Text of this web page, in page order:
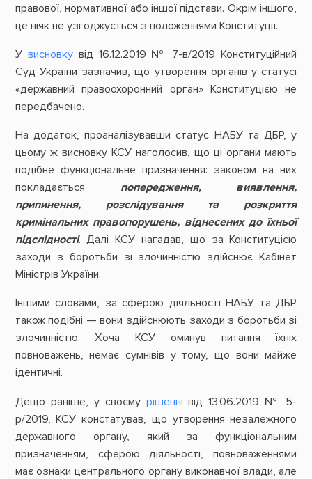
правової, нормативної або іншої підстави. Окрім іншого,
це ніяк не узгоджується з положеннями Конституції.
У висновкувід 16.12.2019 № 7-в/2019 Конституційний
Суд України зазначив, що утворення органів у статусі
«державний правоохоронний орган» Конституцією не
передбачено.
На додаток, проаналізувавши статус НАБУ та ДБР, у
цьому ж висновку КСУ наголосив, що ці органи мають
подібне функціональне призначення: законом на них
покладається попередження, виявлення,
припинення, розслідування та розкриття
кримінальних правопорушень, віднесених до їхньої
підслідності. Далі КСУ нагадав, що за Конституцією
заходи з боротьби зі злочинністю здійснює Кабінет
Міністрів України.
Іншими словами, за сферою діяльності НАБУ та ДБР
також подібні — вони здійснюють заходи з боротьби зі
злочинністю. Хоча КСУ оминув питання їхніх
повноважень, немає сумнівів у тому, що вони майже
ідентичні.
Дещо раніше, у своємурішенні від 13.06.2019 № 5-
р/2019, КСУ констатував, що утворення незалежного
державного органу, який за функціональним
призначенням, сферою діяльності, повноваженнями
має ознаки центрального органу виконавчої влади, але